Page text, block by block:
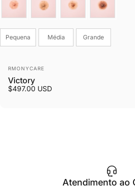
Tamanho
Pequena Média Grande
Fornecedor:
RMONYCARE
Victory
$497.00 USD
Atendimento ao